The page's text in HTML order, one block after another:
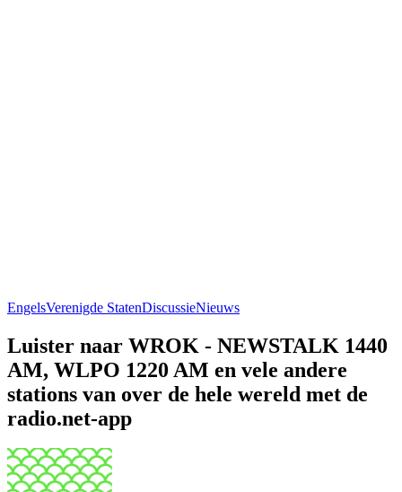
EngelsVerenigde StatenDiscussieNieuws
Luister naar WROK - NEWSTALK 1440
AM, WLPO 1220 AM en vele andere
stations van over de hele wereld met de
radio.net-app